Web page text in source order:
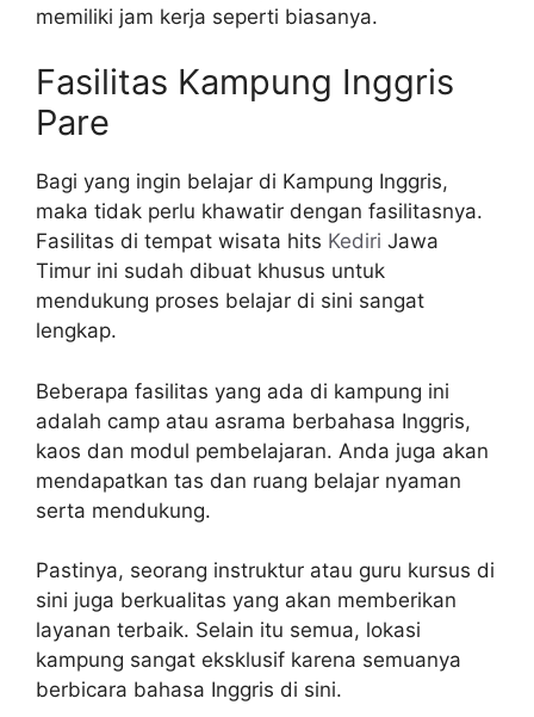
memiliki jam kerja seperti biasanya.
Fasilitas Kampung Inggris
Pare
Bagi yang ingin belajar di Kampung Inggris,
maka tidak perlu khawatir dengan fasilitasnya.
Fasilitas di tempat wisata hits Kediri Jawa
Timur ini sudah dibuat khusus untuk
mendukung proses belajar di sini sangat
lengkap.
Beberapa fasilitas yang ada di kampung ini
adalah camp atau asrama berbahasa Inggris,
kaos dan modul pembelajaran. Anda juga akan
mendapatkan tas dan ruang belajar nyaman
serta mendukung.
Pastinya, seorang instruktur atau guru kursus di
sini juga berkualitas yang akan memberikan
layanan terbaik. Selain itu semua, lokasi
kampung sangat eksklusif karena semuanya
berbicara bahasa Inggris di sini.